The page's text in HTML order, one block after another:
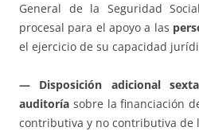
General de la Seguridad
procesal para el apoyo a las
el ejercicio de su capacidad
— Disposición adicional sexta
auditoría sobre la financiación
contributiva y no contributiva de